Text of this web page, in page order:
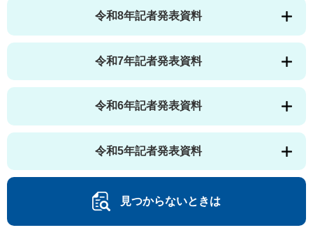
令和8年記者発表資料
令和7年記者発表資料
令和6年記者発表資料
令和5年記者発表資料
見つからないときは